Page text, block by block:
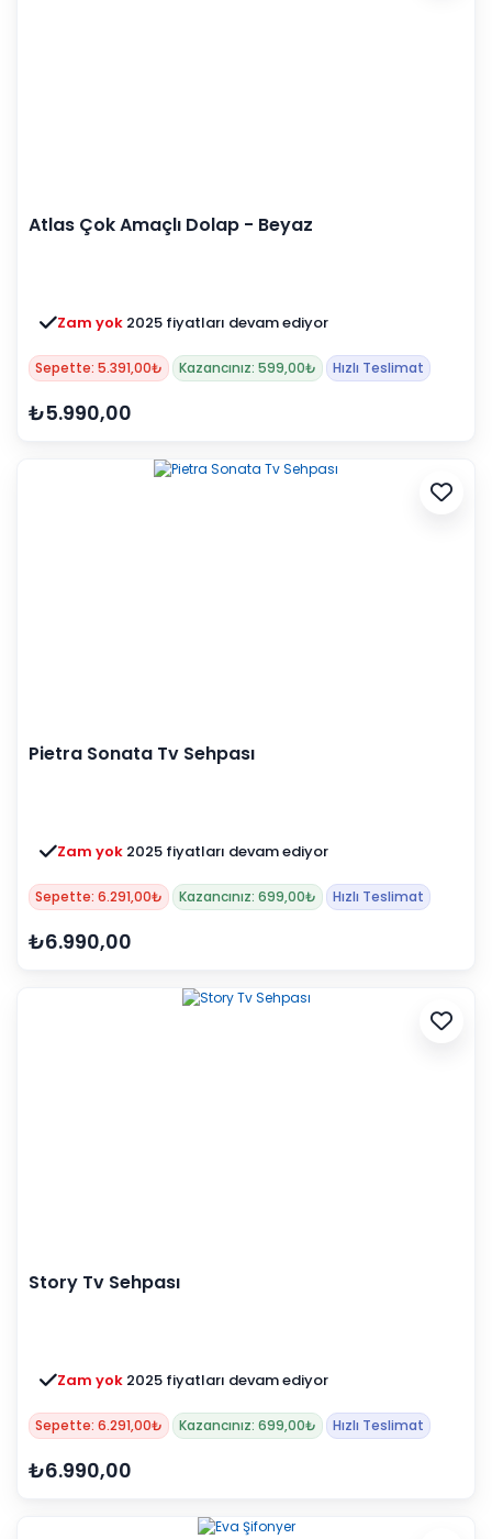
Atlas Çok Amaçlı Dolap - Beyaz
Zam yok 2025 fiyatları devam ediyor
Sepette: 5.391,00₺ Kazancınız: 599,00₺ Hızlı Teslimat
₺5.990,00
Pietra Sonata Tv Sehpası
Zam yok 2025 fiyatları devam ediyor
Sepette: 6.291,00₺ Kazancınız: 699,00₺ Hızlı Teslimat
₺6.990,00
Story Tv Sehpası
Zam yok 2025 fiyatları devam ediyor
Sepette: 6.291,00₺ Kazancınız: 699,00₺ Hızlı Teslimat
₺6.990,00